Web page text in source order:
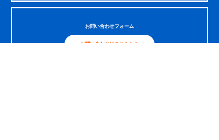
お問い合わせフォーム
お問い合わせはこちらから